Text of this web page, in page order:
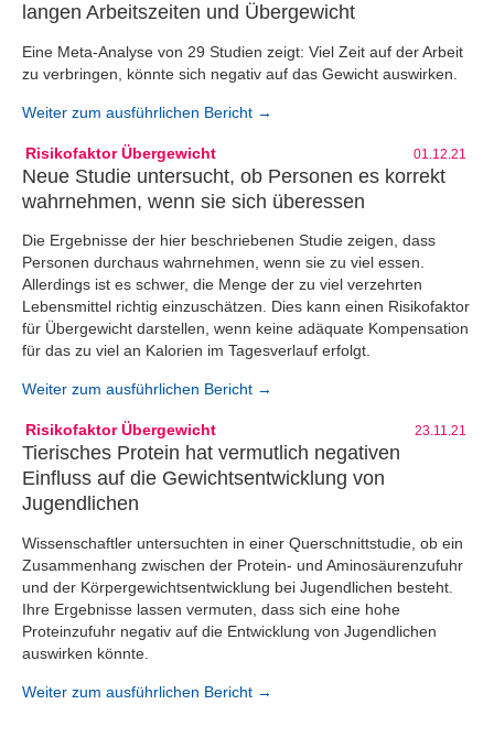
langen Arbeitszeiten und Übergewicht
Eine Meta-Analyse von 29 Studien zeigt: Viel Zeit auf der Arbeit
zu verbringen, könnte sich negativ auf das Gewicht auswirken.
Weiter zum ausführlichen Bericht →
Risikofaktor Übergewicht 01.12.21
Neue Studie untersucht, ob Personen es korrekt
wahrnehmen, wenn sie sich überessen
Die Ergebnisse der hier beschriebenen Studie zeigen, dass
Personen durchaus wahrnehmen, wenn sie zu viel essen.
Allerdings ist es schwer, die Menge der zu viel verzehrten
Lebensmittel richtig einzuschätzen. Dies kann einen Risikofaktor
für Übergewicht darstellen, wenn keine adäquate Kompensation
für das zu viel an Kalorien im Tagesverlauf erfolgt.
Weiter zum ausführlichen Bericht →
Risikofaktor Übergewicht 23.11.21
Tierisches Protein hat vermutlich negativen
Einfluss auf die Gewichtsentwicklung von
Jugendlichen
Wissenschaftler untersuchten in einer Querschnittstudie, ob ein
Zusammenhang zwischen der Protein- und Aminosäurenzufuhr
und der Körpergewichtsentwicklung bei Jugendlichen besteht.
Ihre Ergebnisse lassen vermuten, dass sich eine hohe
Proteinzufuhr negativ auf die Entwicklung von Jugendlichen
auswirken könnte.
Weiter zum ausführlichen Bericht →